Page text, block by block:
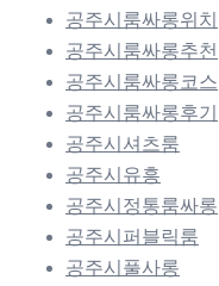
공주시룸싸롱위치
공주시룸싸롱추천
공주시룸싸롱코스
공주시룸싸롱후기
공주시셔츠룸
공주시유흥
공주시정통룸싸롱
공주시퍼블릭룸
공주시풀사롱